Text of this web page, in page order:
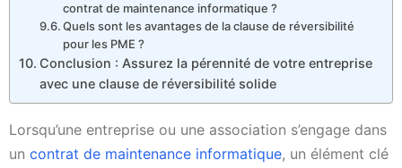
contrat de maintenance informatique ?
Quels sont les avantages de la clause de réversibilité
pour les PME ?
Conclusion : Assurez la pérennité de votre entreprise
avec une clause de réversibilité solide
Lorsqu’une entreprise ou une association s’engage dans
un contrat de maintenance informatique, un élément clé